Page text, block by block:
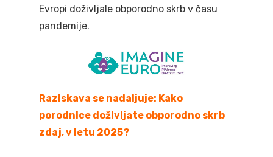
Evropi doživljale obporodno skrb v času
pandemije.
Raziskava se nadaljuje: Kako
porodnice doživljate obporodno skrb
zdaj, v letu 2025?